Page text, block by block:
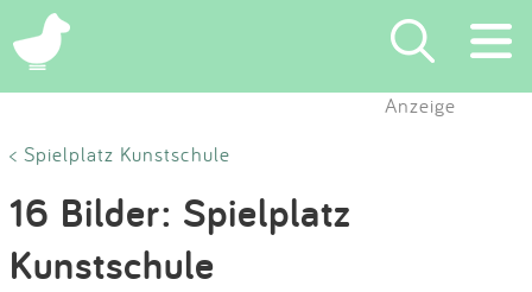
×
Suchen
Eintragen
Anzeige
< Spielplatz Kunstschule
16 Bilder: Spielplatz
Kunstschule